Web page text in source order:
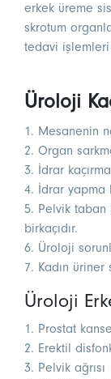
erkek üreme
skrotum
tedavi
Üroloji
1. Mesanenin
2. Organ
3. İdrar
4. İdrar yapma
5. Pelvik taban
birkaçıdır.
6. Üroloji
7. Kadın üriner
Üroloji
1. Prostat
2. Erektil
3. Pelvik ağrısı